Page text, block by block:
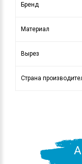
Бренд
Материал
Вырез
Страна